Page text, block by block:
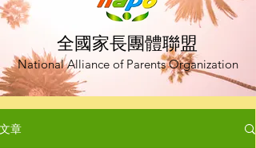
全國家長團體聯盟
National Alliance of Parents Organization
文章